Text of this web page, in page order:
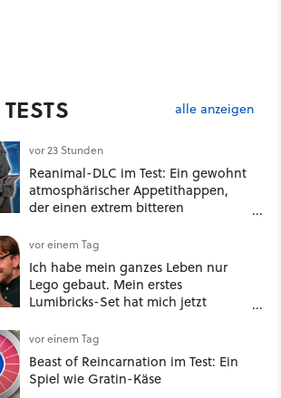
alle anzeigen
vor 23 Stunden
Reanimal-DLC im Test: Ein gewohnt
atmosphärischer Appetithappen,
der einen extrem bitteren
vor einem Tag
Ich habe mein ganzes Leben nur
Lego gebaut. Mein erstes
Lumibricks-Set hat mich jetzt
Stack im Test
vor einem Tag
Beast of Reincarnation im Test: Ein
Spiel wie Gratin-Käse